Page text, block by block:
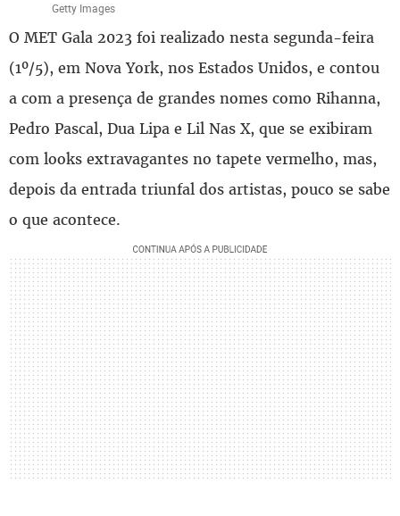
Getty Images
O MET Gala 2023 foi realizado nesta segunda-feira
(1º/5), em Nova York, nos Estados Unidos, e contou
a com a presença de grandes nomes como Rihanna,
Pedro Pascal, Dua Lipa e Lil Nas X, que se exibiram
com looks extravagantes no tapete vermelho, mas,
depois da entrada triunfal dos artistas, pouco se sabe
o que acontece.